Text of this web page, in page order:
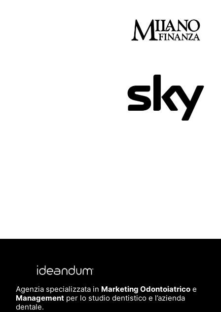
Agenzia specializzata in Marketing Odontoiatrico e
Management per lo studio dentistico e l’azienda
dentale.